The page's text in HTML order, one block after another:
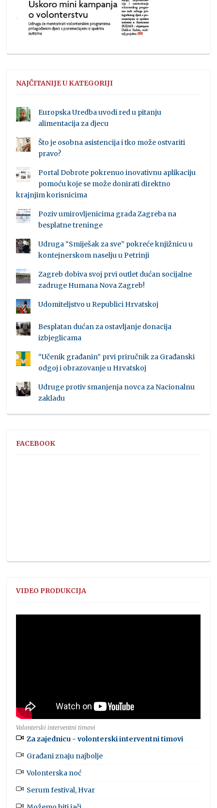
NAJČITANIJE U KATEGORIJI
Europska Uredba uvodi red u pitanju
alimentacija za djecu
Što je osobna asistencija i tko može ostvariti
pravo?
Portal Dobrote pokrenuo inovativnu aplikaciju
pomoću koje se može donirati direktno
krajnjim korisnicima
Poziv umirovljenicima grada Zagreba na
besplatne treninge
Udruga “Smiješak za sve” pokreće knjižnicu u
kontejnerskom naselju u Petrinji
Zagreb dobiva svoj prvi outlet dućan socijalne
zadruge Humana Nova Zagreb!
Udomiteljstvo u Republici Hrvatskoj
Besplatan dućan za ostavljanje donacija
izbjeglicama
“Učenik građanin” prvi priručnik za Građanski
odgoj i obrazovanje u Hrvatskoj
Udruge protiv smanjenja novca za Nacionalnu
zakladu
FACEBOOK
VIDEO PRODUKCIJA
Volonterski interventni timovi
Za zajednicu - volonterski interventni timovi
Građani znaju najbolje
Volonterska noć
Serum festival, Hvar